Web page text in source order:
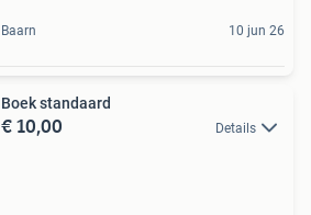
Baarn 10 jun 26
Boek standaard
€ 10,00 Details